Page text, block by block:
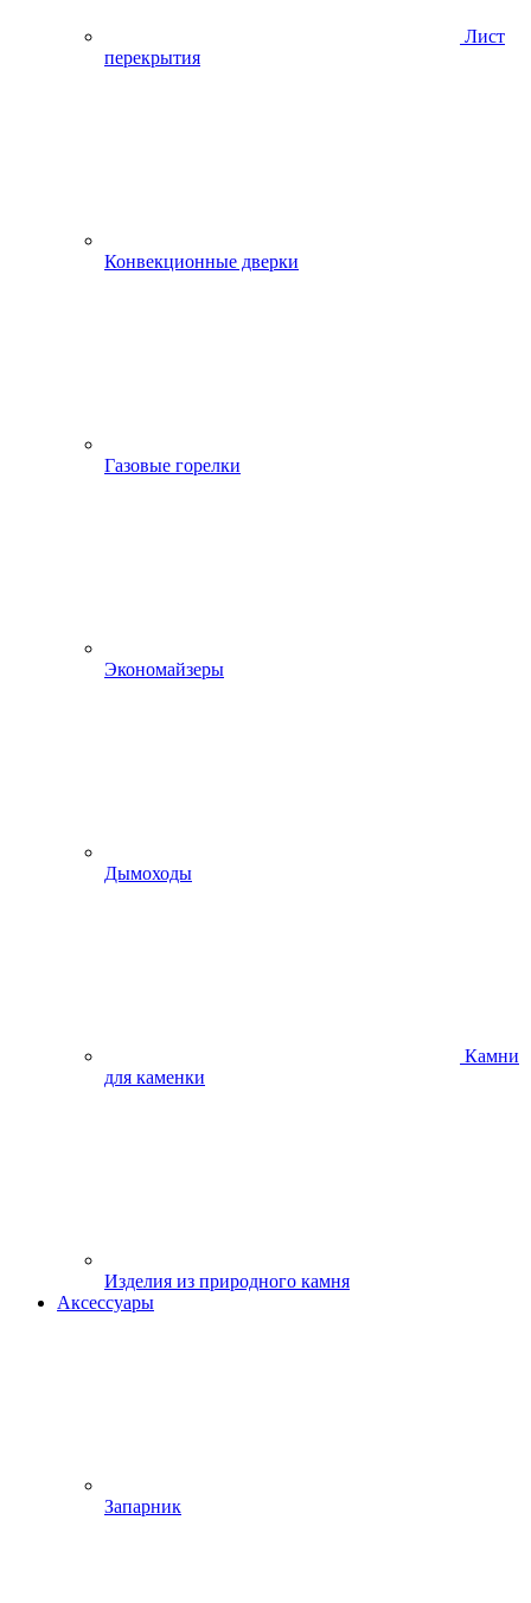
Лист
перекрытия
Конвекционные дверки
Газовые горелки
Экономайзеры
Дымоходы
Камни
для каменки
Изделия из природного камня
Аксессуары
Запарник